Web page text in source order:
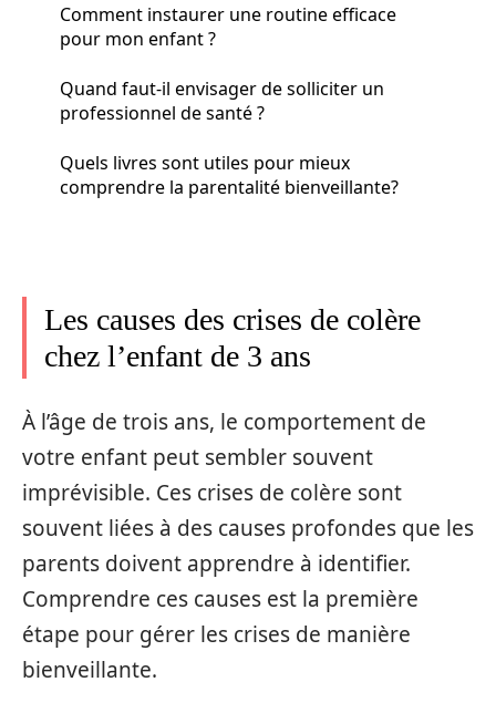
Comment instaurer une routine efficace
pour mon enfant ?
Quand faut-il envisager de solliciter un
professionnel de santé ?
Quels livres sont utiles pour mieux
comprendre la parentalité bienveillante?
Les causes des crises de colère
chez l’enfant de 3 ans
À l’âge de trois ans, le comportement de
votre enfant peut sembler souvent
imprévisible. Ces crises de colère sont
souvent liées à des causes profondes que les
parents doivent apprendre à identifier.
Comprendre ces causes est la première
étape pour gérer les crises de manière
bienveillante.